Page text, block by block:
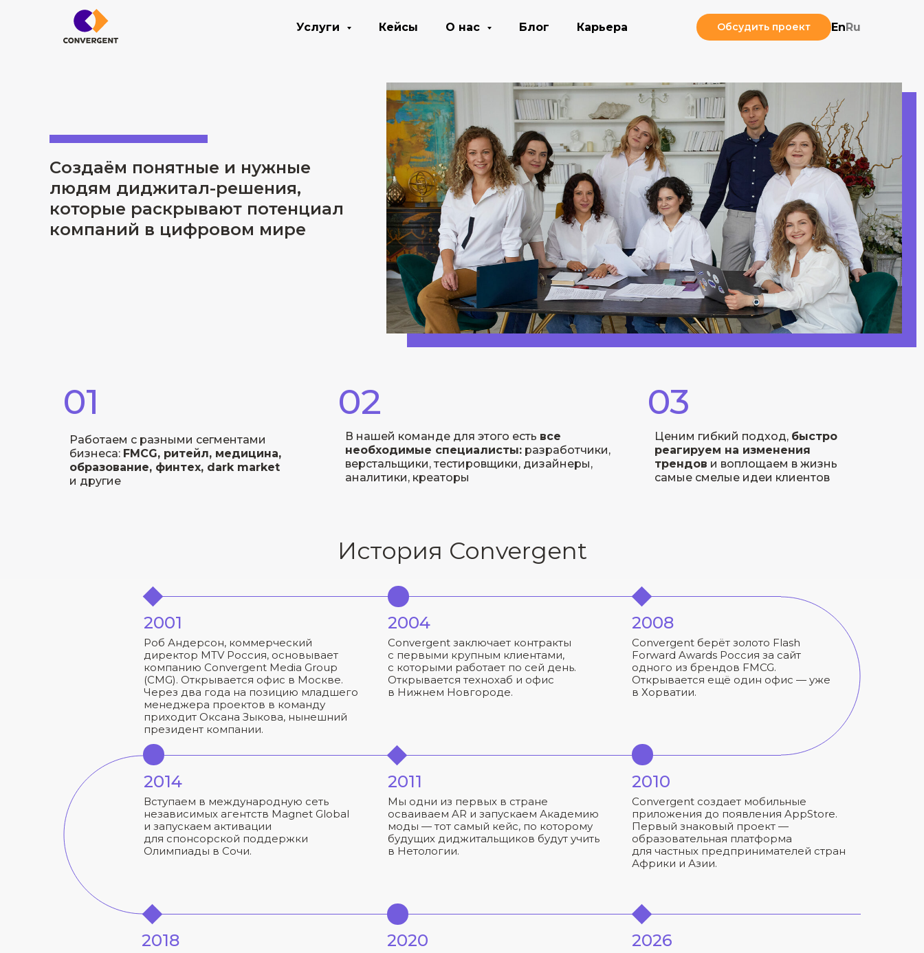
Услуги Кейсы О нас Блог Карьера Обсудить проект En Ru
Создаём понятные и нужные
людям диджитал-решения,
которые раскрывают потенциал
компаний в цифровом мире
В нашей команде для этого есть все
необходимые специалисты: разработчики,
верстальщики, тестировщики, дизайнеры,
аналитики, креаторы
Работаем с разными сегментами
бизнеса: FMCG, ритейл, медицина,
образование, финтех, dark market
и другие
Ценим гибкий подход, быстро
реагируем на изменения
трендов и воплощаем в жизнь
самые смелые идеи клиентов
01 02 03
История Convergent
Роб Андерсон, коммерческий
директор MTV Россия, основывает
компанию Convergent Media Group
(CMG). Открывается офис в Москве.
Через два года на позицию младшего
менеджера проектов в команду
приходит Оксана Зыкова, нынешний
президент компании.
Convergent создает мобильные
приложения до появления AppStore.
Первый знаковый проект —
образовательная платформа
для частных предпринимателей стран
Африки и Азии.
Convergent берёт золото Flash
Forward Awards Россия за сайт
одного из брендов FMCG.
Открывается ещё один офис — уже
в Хорватии.
Convergent заключает контракты
с первыми крупным клиентами,
с которыми работает по сей день.
Открывается технохаб и офис
в Нижнем Новгороде.
Мы одни из первых в стране
осваиваем AR и запускаем Академию
моды — тот самый кейс, по которому
будущих диджитальщиков будут учить
в Нетологии.
Вступаем в международную сеть
независимых агентств Magnet Global
и запускаем активации
для спонсорской поддержки
Олимпиады в Сочи.
2001
2010
2008
2004
2020
2011
2018
2014
2026